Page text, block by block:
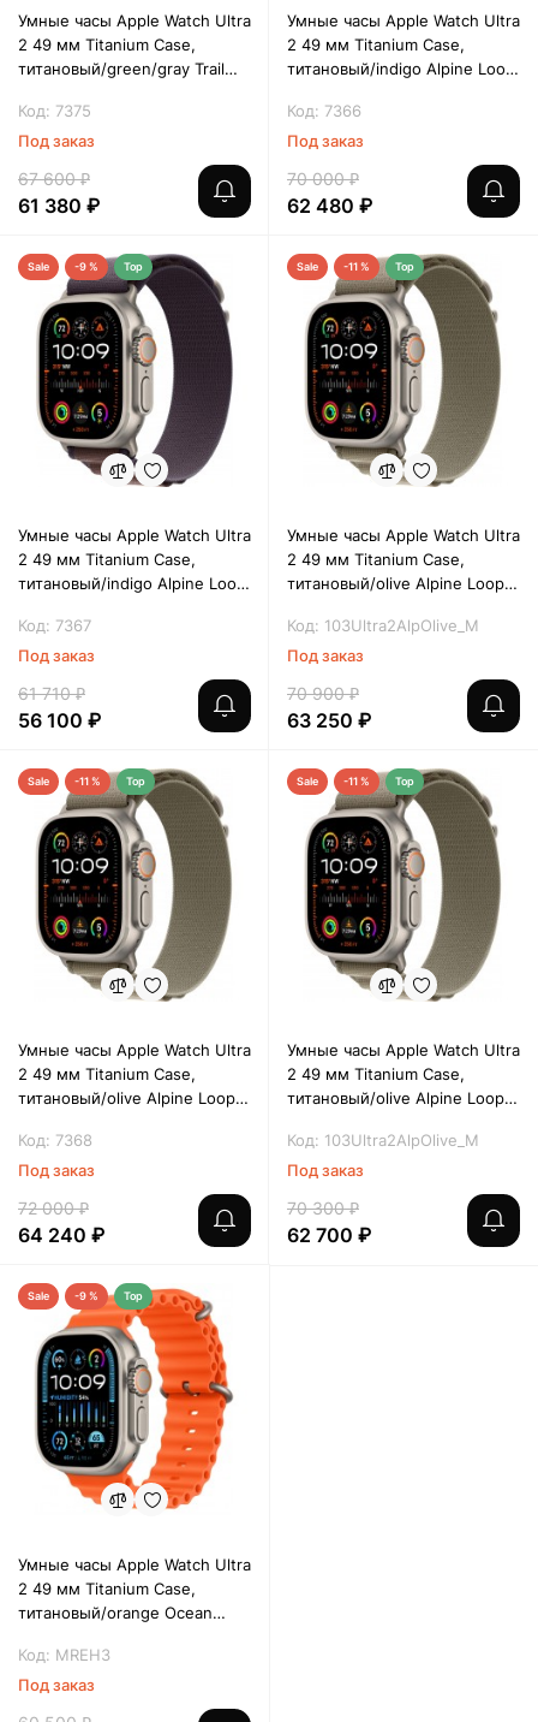
Умные часы Apple Watch Ultra
2 49 мм Titanium Case,
титановый/green/gray Trail
Код: 7375
Под заказ
67 600 ₽
61 380 ₽
Умные часы Apple Watch Ultra
2 49 мм Titanium Case,
титановый/indigo Alpine Loop
Код: 7366
Под заказ
70 000 ₽
62 480 ₽
Sale -9 % Top
Умные часы Apple Watch Ultra
2 49 мм Titanium Case,
титановый/indigo Alpine Loop
Код: 7367
Под заказ
61 710 ₽
56 100 ₽
Sale -11 % Top
Умные часы Apple Watch Ultra
2 49 мм Titanium Case,
титановый/olive Alpine Loop
Код: 103Ultra2AlpOlive_M
Под заказ
70 900 ₽
63 250 ₽
Sale -11 % Top
Умные часы Apple Watch Ultra
2 49 мм Titanium Case,
титановый/olive Alpine Loop
Код: 7368
Под заказ
72 000 ₽
64 240 ₽
Sale -11 % Top
Умные часы Apple Watch Ultra
2 49 мм Titanium Case,
титановый/olive Alpine Loop
Код: 103Ultra2AlpOlive_M
Под заказ
70 300 ₽
62 700 ₽
Sale -9 % Top
Умные часы Apple Watch Ultra
2 49 мм Titanium Case,
титановый/orange Ocean
Код: MREH3
Под заказ